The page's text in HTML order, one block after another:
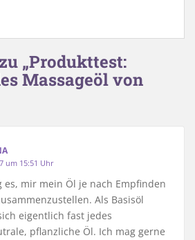
„Produkttest:
Massageöl von
um 15:51 Uhr
es, mir mein Öl je nach Empfinden
Als Basisöl
eigentlich fast jedes
pflanzliche Öl. Ich mag gerne